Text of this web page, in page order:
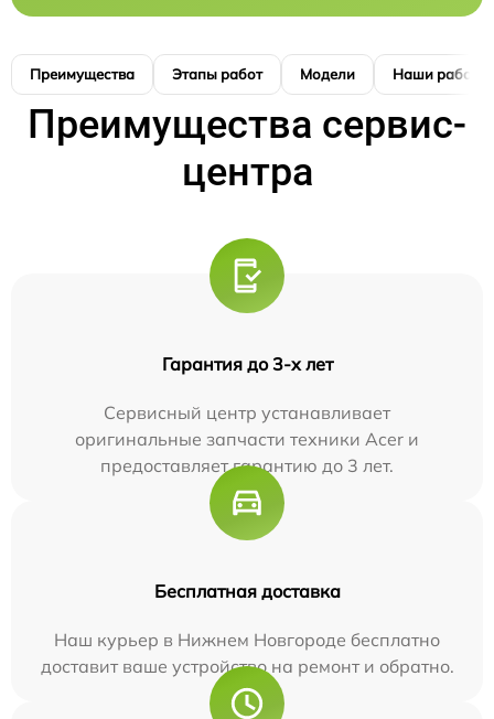
Преимущества Этапы работ Модели Наши работы
Преимущества сервис-
центра
Гарантия до 3-х лет
Сервисный центр устанавливает
оригинальные запчасти техники Acer и
предоставляет гарантию до 3 лет.
Бесплатная доставка
Наш курьер в Нижнем Новгороде бесплатно
доставит ваше устройство на ремонт и обратно.